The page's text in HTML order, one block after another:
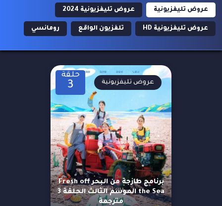
عروض تليفزيونية عروض تليفزيونية 2024
عروض تليفزيونية HD تلفزيون الواقع رومانسي
حلقة
3
برنامج طازجة من البحر Fresh off
the Sea الموسم الثالث الحلقة 3
مترجمة
عروض تليفزيونية